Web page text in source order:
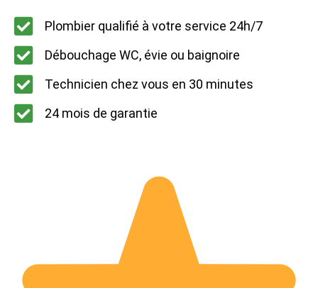
Plombier qualifié à votre service 24h/7
Débouchage WC, évie ou baignoire
Technicien chez vous en 30 minutes
24 mois de garantie